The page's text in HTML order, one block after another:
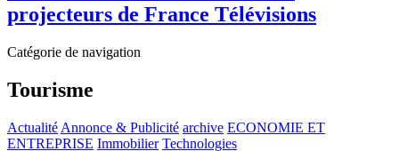
projecteurs de France Télévisions
Catégorie de navigation
Tourisme
Actualité Annonce & Publicité archive ECONOMIE ET
ENTREPRISE Immobilier Technologies